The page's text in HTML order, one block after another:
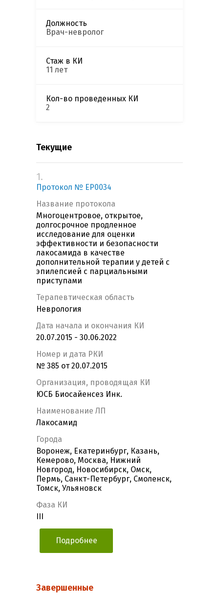
Должность
Врач-невролог
Стаж в КИ
11 лет
Кол-во проведенных КИ
2
Текущие
1.
Протокол № EP0034
Название протокола
Многоцентровое, открытое,
долгосрочное продленное
исследование для оценки
эффективности и безопасности
лакосамида в качестве
дополнительной терапии у детей с
эпилепсией с парциальными
приступами
Терапевтическая область
Неврология
Дата начала и окончания КИ
20.07.2015 - 30.06.2022
Номер и дата РКИ
№ 385 от 20.07.2015
Организация, проводящая КИ
ЮСБ Биосайенсез Инк.
Наименование ЛП
Лакосамид
Города
Воронеж, Екатеринбург, Казань,
Кемерово, Москва, Нижний
Новгород, Новосибирск, Омск,
Пермь, Санкт-Петербург, Смоленск,
Томск, Ульяновск
Фаза КИ
Подробнее
Завершенные